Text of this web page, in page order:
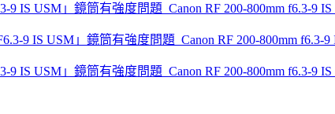
9 IS USM」鏡筒有強度問題_Canon RF 200-800mm f6.3-9
9 IS USM」鏡筒有強度問題_Canon RF 200-800mm f6.3-9